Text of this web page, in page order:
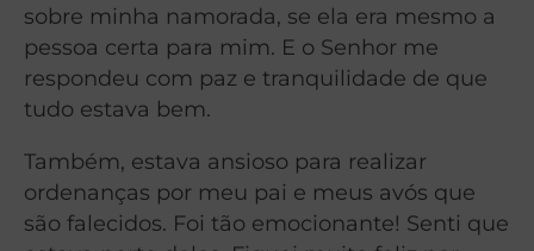
sobre minha namorada, se ela era mesmo a
pessoa certa para mim. E o Senhor me
respondeu com paz e tranquilidade de que
tudo estava bem.
Também, estava ansioso para realizar
ordenanças por meu pai e meus avós que
são falecidos. Foi tão emocionante! Senti que